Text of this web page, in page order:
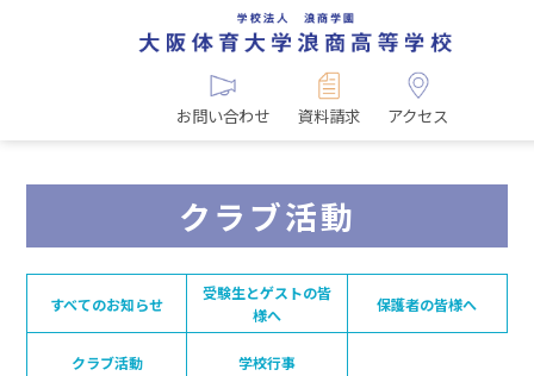
お問い合わせ 資料請求 アクセス
クラブ活動
すべてのお知らせ
受験生とゲストの皆
様へ
保護者の皆様へ
クラブ活動 学校行事